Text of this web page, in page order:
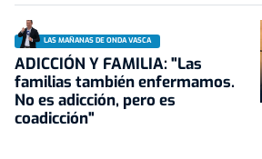
LAS MAÑANAS DE ONDA VASCA
ADICCIÓN Y FAMILIA: "Las
familias también enfermamos.
No es adicción, pero es
coadicción"